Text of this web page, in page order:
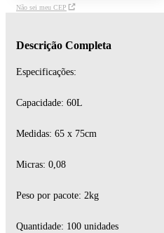
Não sei meu CEP
Descrição Completa
Especificações:
Capacidade: 60L
Medidas: 65 x 75cm
Micras: 0,08
Peso por pacote: 2kg
Quantidade: 100 unidades